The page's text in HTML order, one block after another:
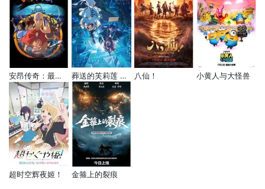
安昂传奇：最后的气宗 葬送的芙莉莲 第二季 八仙！ 小黄人与大怪兽
超时空辉夜姬！ 金箍上的裂痕